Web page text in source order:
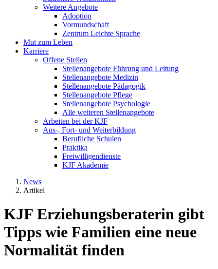
Weitere Angebote
Adoption
Vormundschaft
Zentrum Leichte Sprache
Mut zum Leben
Karriere
Offene Stellen
Stellenangebote Führung und Leitung
Stellenangebote Medizin
Stellenangebote Pädagogik
Stellenangebote Pflege
Stellenangebote Psychologie
Alle weiteren Stellenangebote
Arbeiten bei der KJF
Aus-, Fort- und Weiterbildung
Berufliche Schulen
Praktika
Freiwilligendienste
KJF Akademie
News
Artikel
KJF Erziehungsberaterin gibt
Tipps wie Familien eine neue
Normalität finden